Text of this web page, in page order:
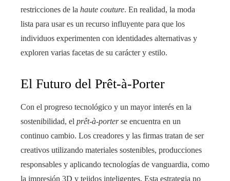
restricciones de la haute couture. En realidad, la moda
lista para usar es un recurso influyente para que los
individuos experimenten con identidades alternativas y
exploren varias facetas de su carácter y estilo.
El Futuro del Prêt-à-Porter
Con el progreso tecnológico y un mayor interés en la
sostenibilidad, el prêt-à-porterse encuentra en un
continuo cambio. Los creadores y las firmas tratan de ser
creativos utilizando materiales sostenibles, producciones
responsables y aplicando tecnologías de vanguardia, como
la impresión 3D y tejidos inteligentes. Esta estrategia no